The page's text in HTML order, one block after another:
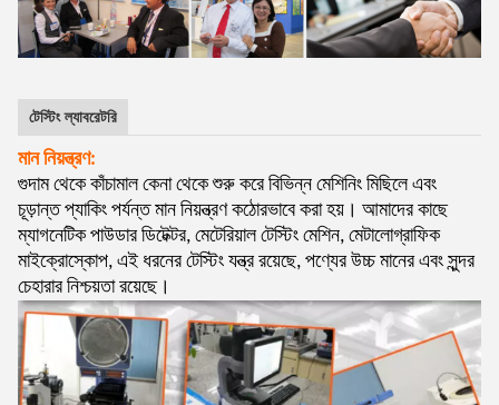
টেস্টিং ল্যাবরেটরি
মান নিয়ন্ত্রণ:
গুদাম থেকে কাঁচামাল কেনা থেকে শুরু করে বিভিন্ন মেশিনিং মিছিলে এবং
চূড়ান্ত প্যাকিং পর্যন্ত মান নিয়ন্ত্রণ কঠোরভাবে করা হয়। আমাদের কাছে
ম্যাগনেটিক পাউডার ডিটেক্টর, মেটেরিয়াল টেস্টিং মেশিন, মেটালোগ্রাফিক
মাইক্রোস্কোপ, এই ধরনের টেস্টিং যন্ত্র রয়েছে, পণ্যের উচ্চ মানের এবং সুন্দর
চেহারার নিশ্চয়তা রয়েছে।